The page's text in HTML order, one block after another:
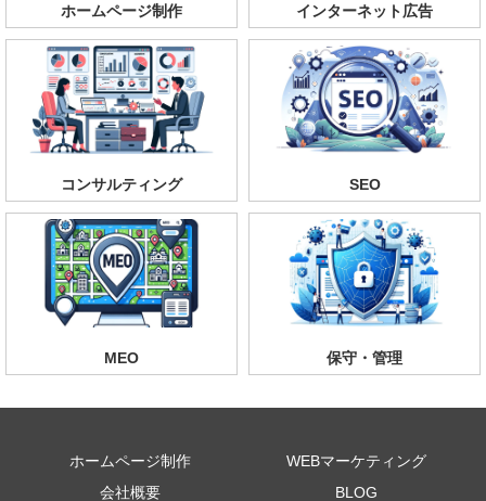
ホームページ制作 インターネット広告
コンサルティング SEO
MEO 保守・管理
ホームページ制作
WEBマーケティング
会社概要
BLOG